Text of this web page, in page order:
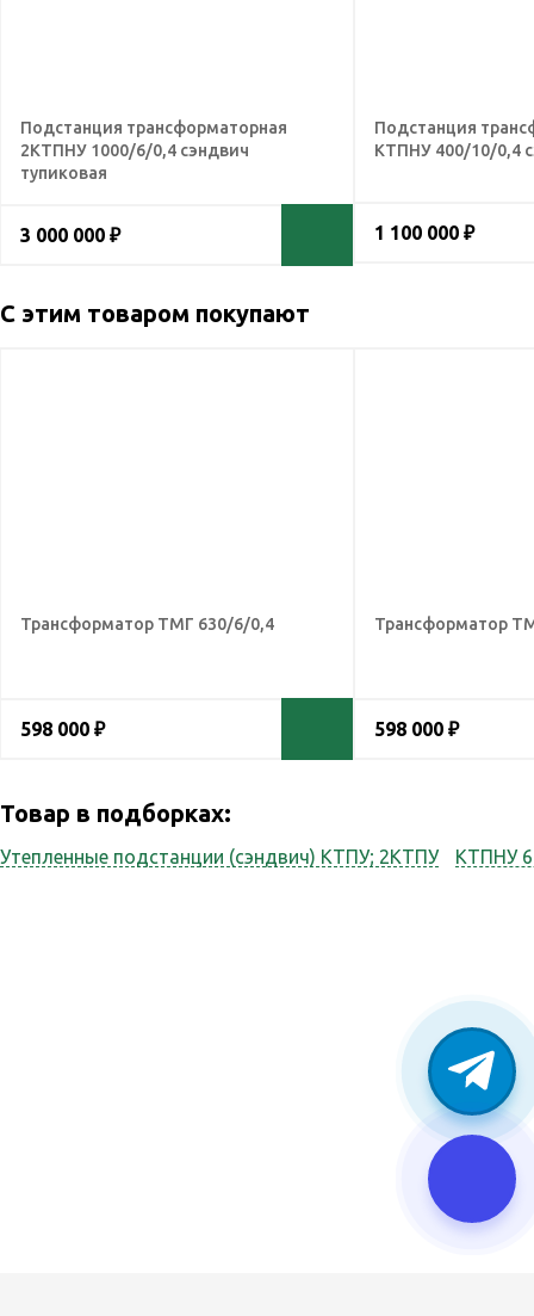
Подстанция трансформаторная
2КТПНУ 1000/6/0,4 сэндвич
тупиковая
3 000 000 ₽
Подстанция
КТПНУ 400/10/0,4
1 100 000 ₽
С этим товаром покупают
Трансформатор ТМГ 630/6/0,4
598 000 ₽
Трансформатор
598 000 ₽
Товар в подборках:
Утепленные подстанции (сэндвич) КТПУ; 2КТПУ КТПНУ